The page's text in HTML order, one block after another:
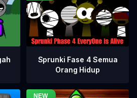
Sprunki Fase 4 Semua
Orang Hidup